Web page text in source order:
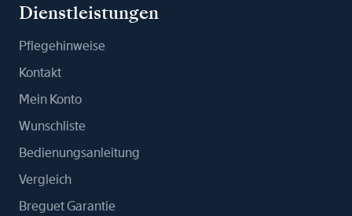
Dienstleistungen
Pflegehinweise
Kontakt
Mein Konto
Wunschliste
Bedienungsanleitung
Vergleich
Breguet Garantie